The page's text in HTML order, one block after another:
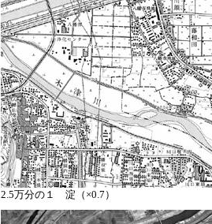
2.5万分の１ 淀（×0.7）